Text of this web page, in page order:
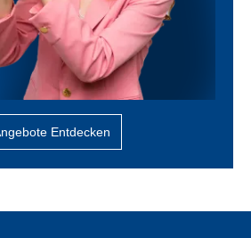
Entdecken